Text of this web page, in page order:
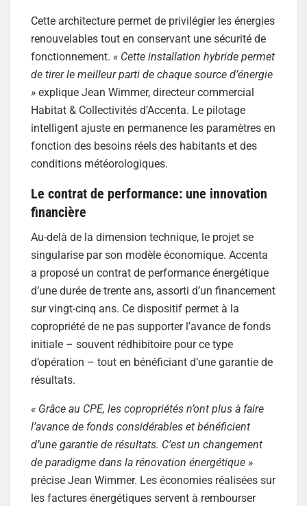
Cette architecture permet de privilégier les énergies
renouvelables tout en conservant une sécurité de
fonctionnement. « Cette installation hybride permet
de tirer le meilleur parti de chaque source d’énergie
» explique Jean Wimmer, directeur commercial
Habitat & Collectivités d’Accenta. Le pilotage
intelligent ajuste en permanence les paramètres en
fonction des besoins réels des habitants et des
conditions météorologiques.
Le contrat de performance: une innovation
financière
Au-delà de la dimension technique, le projet se
singularise par son modèle économique. Accenta
a proposé un contrat de performance énergétique
d’une durée de trente ans, assorti d’un financement
sur vingt-cinq ans. Ce dispositif permet à la
copropriété de ne pas supporter l’avance de fonds
initiale – souvent rédhibitoire pour ce type
d’opération – tout en bénéficiant d’une garantie de
résultats.
« Grâce au CPE, les copropriétés n’ont plus à faire
l’avance de fonds considérables et bénéficient
d’une garantie de résultats. C’est un changement
de paradigme dans la rénovation énergétique »
précise Jean Wimmer. Les économies réalisées sur
les factures énergétiques servent à rembourser